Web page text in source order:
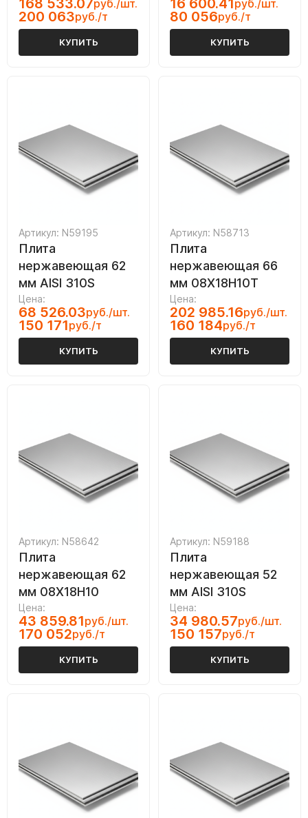
168 533.07руб./шт.
200 063руб./т
КУПИТЬ
16 600.41 руб./шт.
80 056руб./т
КУПИТЬ
Артикул: N59195
Плита
нержавеющая 62
мм AISI 310S
Цена:
68 526.03руб./шт.
150 171руб./т
КУПИТЬ
Артикул: N58713
Плита
нержавеющая 66
мм 08Х18Н10Т
Цена:
202 985.16руб./шт.
160 184руб./т
КУПИТЬ
Артикул: N58642
Плита
нержавеющая 62
мм 08Х18Н10
Цена:
43 859.81руб./шт.
170 052руб./т
КУПИТЬ
Артикул: N59188
Плита
нержавеющая 52
мм AISI 310S
Цена:
34 980.57руб./шт.
150 157руб./т
КУПИТЬ